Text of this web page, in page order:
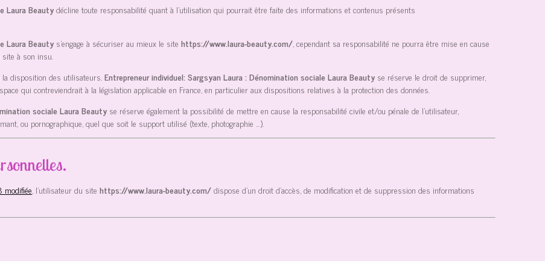
Laura Beautydécline toute responsabilité quant à l’utilisation qui pourrait être faite des informations et contenus présents
Laura Beauty s’engage à sécuriser au mieux le site https://www.laura-beauty.com/, cependant sa responsabilité ne pourra être mise en cause
à son insu.
disposition des utilisateurs.Entrepreneur individuel: Sargsyan Laura : Dénomination sociale Laura Beauty se réserve le droit de supprimer,
qui contreviendrait à la législation applicable en France, en particulier aux dispositions relatives à la protection des données.
sociale Laura Beauty se réserve également la possibilité de mettre en cause la responsabilité civile et/ou pénale de l’utilisateur,
ou pornographique, quel que soit le support utilisé (texte, photographie …).
, l’utilisateur du site https://www.laura-beauty.com/dispose d’un droit d’accès, de modification et de suppression des informations